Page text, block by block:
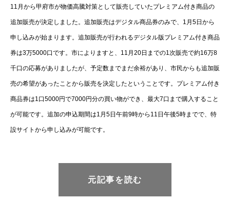
11月から甲府市が物価高騰対策として販売していたプレミアム付き商品の
追加販売が決定しました。追加販売はデジタル商品券のみで、1月5日から
申し込みが始まります。追加販売が行われるデジタル版プレミアム付き商品
券は3万5000口です。市によりますと、11月20日までの1次販売で約16万8
千口の応募がありましたが、予定数までまだ余裕があり、市民からも追加販
売の希望があったことから販売を決定したということです。プレミアム付き
商品券は1口5000円で7000円分の買い物ができ、最大7口まで購入すること
が可能です。追加の申込期間は1月5日午前9時から11日午後5時までで、特
設サイトから申し込みが可能です。
元記事を読む